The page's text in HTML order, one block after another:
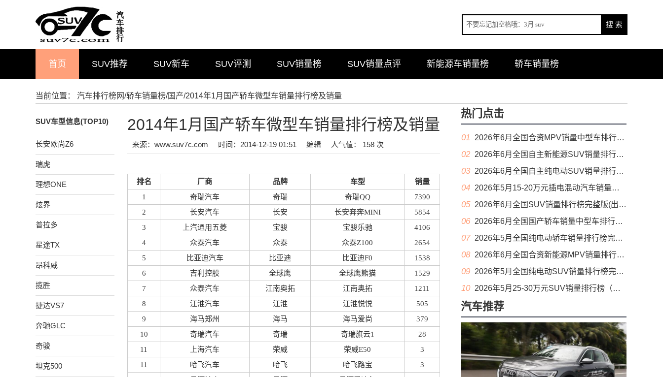
首页 SUV推荐 SUV新车 SUV评测 SUV销量榜 SUV销量点评 新能源车销量榜 轿车销量榜
当前位置： 汽车排行榜网/轿车销量榜/国产/2014年1月国产轿车微型车销量排行榜及销量
SUV车型信息(TOP10)
长安欧尚Z6
瑞虎
理想ONE
炫界
普拉多
星途TX
昂科威
揽胜
捷达VS7
奔驰GLC
奇骏
坦克500
2014年1月国产轿车微型车销量排行榜及销量
来源：www.suv7c.com 时间：2014-12-19 01:51 编辑 人气值： 158 次
排名 厂商 品牌 车型
销量
1
奇瑞汽车 奇瑞 奇瑞QQ
7390
2
长安汽车 长安 长安奔奔MINI
5854
3
上汽通用五菱 宝骏 宝骏乐驰
4106
4
众泰汽车 众泰 众泰Z100
2654
5
比亚迪汽车 比亚迪 比亚迪F0
1538
6
吉利控股 全球鹰 全球鹰熊猫
1529
7
众泰汽车 江南奥拓 江南奥拓
1211
8
江淮汽车 江淮 江淮悦悦
505
9
海马郑州 海马 海马爱尚
379
10
奇瑞汽车 奇瑞 奇瑞旗云1
28
11
上海汽车 荣威 荣威E50
3
11
哈飞汽车 哈飞 哈飞路宝
3
热门点击
01 2026年6月全国合资MPV销量中型车排行榜完整版(零售量
02 2026年6月全国自主新能源SUV销量排行榜完整版(零售量
03 2026年6月全国自主纯电动SUV销量排行榜完整版(零售量
04 2026年5月15-20万元插电混动汽车销量排行榜（零售量）
05 2026年6月全国SUV销量排行榜完整版(出口量
06 2026年6月全国国产轿车销量中型车排行榜完整版(零售量
07 2026年5月全国纯电动轿车销量排行榜完整版(批发量
08 2026年6月全国合资新能源MPV销量排行榜完整版(零售量
09 2026年5月全国纯电动SUV销量排行榜完整版(零售量
10 2026年5月25-30万元SUV销量排行榜（零售量）
汽车推荐